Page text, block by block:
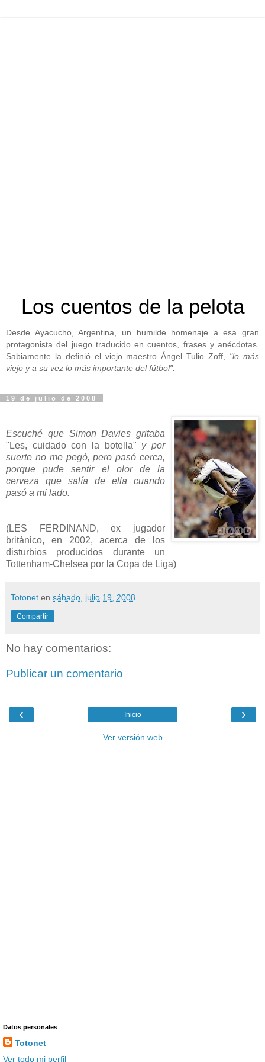
Los cuentos de la pelota
Desde Ayacucho, Argentina, un humilde homenaje a esa gran
protagonista del juego traducido en cuentos, frases y anécdotas.
Sabiamente la definió el viejo maestro Ángel Tulio Zoff, "lo más
viejo y a su vez lo más importante del fútbol".
19 de julio de 2008
Escuché que Simon Davies gritaba
"Les, cuidado con la botella" y por
suerte no me pegó, pero pasó cerca,
porque pude sentir el olor de la
cerveza que salía de ella cuando
pasó a mi lado.
(LES FERDINAND, ex jugador
británico, en 2002, acerca de los
disturbios producidos durante un
Tottenham-Chelsea por la Copa de Liga)
Totonet en sábado, julio 19, 2008
Compartir
No hay comentarios:
Publicar un comentario
‹ ›
Inicio
Ver versión web
Datos personales
Totonet
Ver todo mi perfil